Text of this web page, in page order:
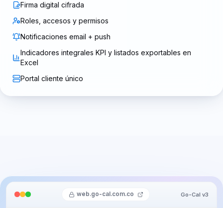
Firma digital cifrada
Roles, accesos y permisos
Notificaciones email + push
Indicadores integrales KPI y listados exportables en
Excel
Portal cliente único
web.go-cal.com.co Go-Cal v3